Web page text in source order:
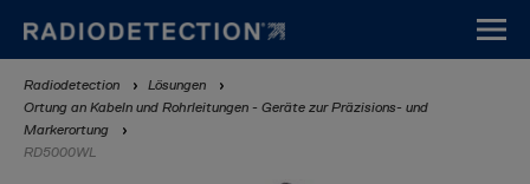
zum
Inhalt
Breadcrumb
Radiodetection
Lösungen
Ortung an Kabeln und Rohrleitungen - Geräte zur Präzisions- und
Markerortung
RD5000WL